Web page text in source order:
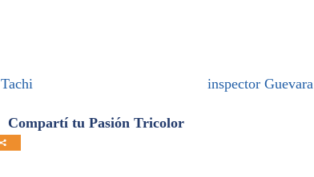
Tachi inspector Guevara
Compartí tu Pasión Tricolor